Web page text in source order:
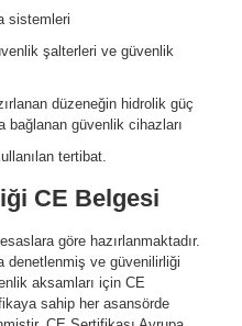
sistemleri
şalterleri ve güvenlik
düzeneğin hidrolik güç
bağlanan güvenlik cihazları
tertibat.
CE Belgesi
göre hazırlanmaktadır.
denetlenmiş ve güvenilirliği
aksamları için CE
sahip her asansörde